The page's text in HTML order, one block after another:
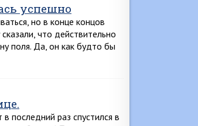
успешно
но в конце концов
что действительно
поля. Да, он как будто бы
последний раз спустился в